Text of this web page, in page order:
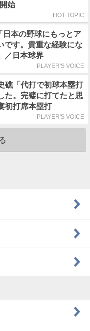
始
HOT TOPIC
日本の野球にもっとア
です。貴重な経験にな
／日本球界
PLAYER'S VOICE
礁「代打で初球本塁打
た。完璧に打てたと思
初打席本塁打
PLAYER'S VOICE